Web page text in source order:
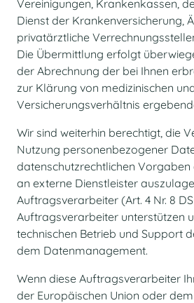
Vereinigungen, Krankenkassen,
Dienst der Krankenversicherung,
privatärztliche
Die Übermittlung erfolgt
der Abrechnung der bei Ihnen
zur Klärung von medizinischen
Versicherungsverhältnis
Wir sind weiterhin berechtigt, die
Nutzung personenbezogener
datenschutzrechtlichen
an externe Dienstleister
Auftragsverarbeiter (Art. 4 Nr. 8
Auftragsverarbeiter unterstützen
technischen Betrieb und Support
dem Datenmanagement.
Wenn diese Auftragsverarbeiter
der Europäischen Union oder dem